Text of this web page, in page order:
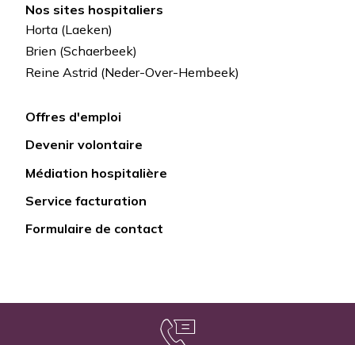
Nos sites hospitaliers
Horta (Laeken)
Brien (Schaerbeek)
Reine Astrid (Neder-Over-Hembeek)
Lien
rapide
Offres d'emploi
Devenir volontaire
Médiation hospitalière
Service facturation
Formulaire de contact